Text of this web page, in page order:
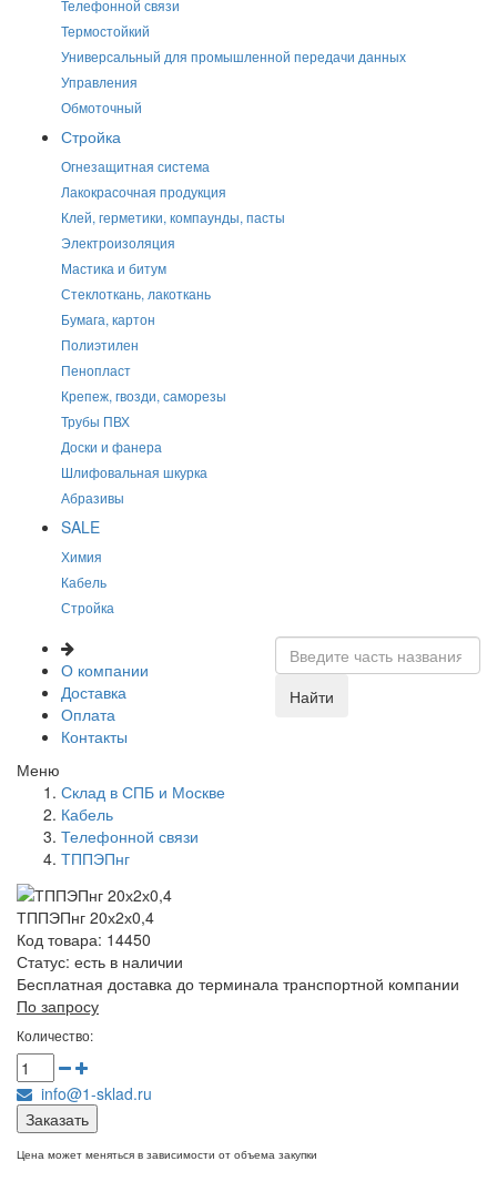
Телефонной связи
Термостойкий
Универсальный для промышленной передачи данных
Управления
Обмоточный
Стройка
Огнезащитная система
Лакокрасочная продукция
Клей, герметики, компаунды, пасты
Электроизоляция
Мастика и битум
Стеклоткань, лакоткань
Бумага, картон
Полиэтилен
Пенопласт
Крепеж, гвозди, саморезы
Трубы ПВХ
Доски и фанера
Шлифовальная шкурка
Абразивы
SALE
Химия
Кабель
Стройка
О компании
Доставка
Оплата
Контакты
Найти
Меню
Склад в СПБ и Москве
Кабель
Телефонной связи
ТППЭПнг
ТППЭПнг 20х2х0,4
Код товара: 14450
Статус: есть в наличии
Бесплатная доставка до терминала транспортной компании
По запросу
Количество:
info@1-sklad.ru
Заказать
Цена может меняться в зависимости от объема закупки